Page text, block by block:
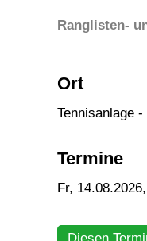
Ranglisten-
Ort
Tennisanlage
Termine
Fr, 14.08.2026